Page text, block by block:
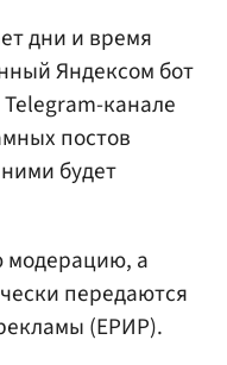
дни и время
Яндексом бот
Telegram-канале
постов
будет
модерацию, а
передаются
(ЕРИР).